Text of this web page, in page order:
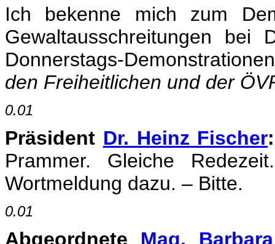
Ich bekenne mich zum
Gewaltausschreitungen bei
Donnerstags-
den Freiheitlichen und der
0.01
Präsident Dr. Heinz Fischer:
Prammer. Gleiche
Wortmeldung dazu. – Bitte.
0.01
Abgeordnete Mag.